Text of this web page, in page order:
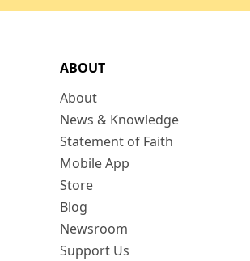
ABOUT
About
News & Knowledge
Statement of Faith
Mobile App
Store
Blog
Newsroom
Support Us